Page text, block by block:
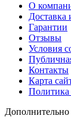
О
Доставка
Гарантии
Отзывы
Условия
Контакты
Карта
Политика
Дополнительно